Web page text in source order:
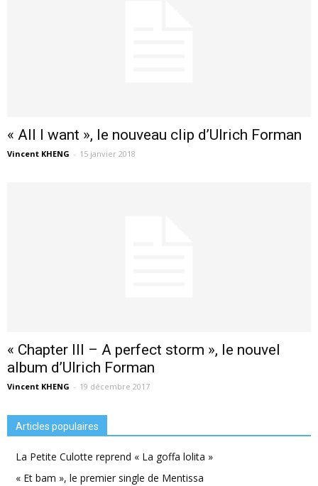
« All I want », le nouveau clip d’Ulrich Forman
Vincent KHENG - 15 janvier 2018
« Chapter III – A perfect storm », le nouvel
album d’Ulrich Forman
Vincent KHENG - 19 décembre 2017
Articles populaires
La Petite Culotte reprend « La goffa lolita »
« Et bam », le premier single de Mentissa